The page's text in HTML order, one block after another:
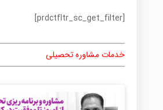
[prdctfltr_sc_get_filter]
خدمات مشاوره تحصیلی